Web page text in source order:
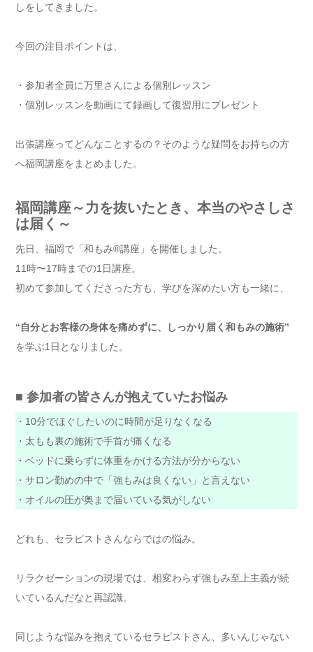
しをしてきました。
今回の注目ポイントは、
・参加者全員に万里さんによる個別レッスン
・個別レッスンを動画にて録画して復習用にプレゼント
出張講座ってどんなことするの？そのような疑問をお持ちの方
へ福岡講座をまとめました。
福岡講座～力を抜いたとき、本当のやさしさ
は届く～
先日、福岡で「和もみ®講座」を開催しました。
11時〜17時までの1日講座。
初めて参加してくださった方も、学びを深めたい方も一緒に、
“自分とお客様の身体を痛めずに、しっかり届く和もみの施術”
を学ぶ1日となりました。
■ 参加者の皆さんが抱えていたお悩み
・10分でほぐしたいのに時間が足りなくなる
・太もも裏の施術で手首が痛くなる
・ベッドに乗らずに体重をかける方法が分からない
・サロン勤めの中で「強もみは良くない」と言えない
・オイルの圧が奥まで届いている気がしない
どれも、セラピストさんならではの悩み。
リラクゼーションの現場では、相変わらず強もみ至上主義が続
いているんだなと再認識。
同じような悩みを抱えているセラピストさん、多いんじゃない